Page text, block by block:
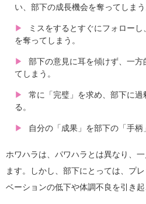
い、部下の成長機会を奪ってしまう
ミスをするとすぐにフォロー
を奪ってしまう。
部下の意見に耳を傾けず、一
てしまう。
常に「完璧」を求め、部下に過
る。
自分の「成果」を部下の「手柄
ホワハラは、パワハラとは異なり、
ます。しかし、部下にとっては、プ
ベーションの低下や体調不良を引き起